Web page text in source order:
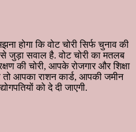
होगा कि वोट चोरी सिर्फ चुनाव की
जुड़ा सवाल है. वोट चोरी का मतलब
की चोरी, आपके रोजगार और शिक्षा
तो आपका राशन कार्ड, आपकी जमीन
को दे दी जाएगी.